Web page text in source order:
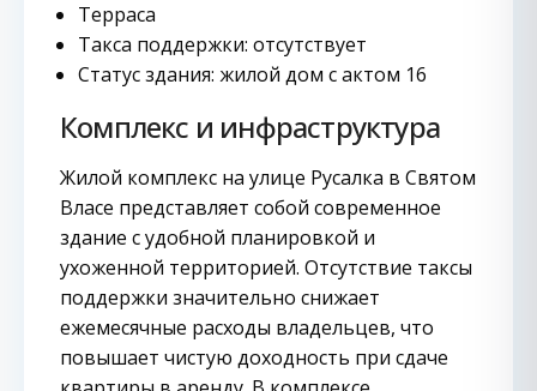
Терраса
Такса поддержки: отсутствует
Статус здания: жилой дом с актом 16
Комплекс и инфраструктура
Жилой комплекс на улице Русалка в Святом
Власе представляет собой современное
здание с удобной планировкой и
ухоженной территорией. Отсутствие таксы
поддержки значительно снижает
ежемесячные расходы владельцев, что
повышает чистую доходность при сдаче